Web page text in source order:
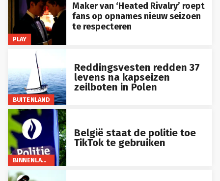
PLAY
Maker van ‘Heated Rivalry’ roept
fans op opnames nieuw seizoen
te respecteren
BUITENLAND
Reddingsvesten redden 37
levens na kapseizen
zeilboten in Polen
BINNENLAND
België staat de politie toe
TikTok te gebruiken